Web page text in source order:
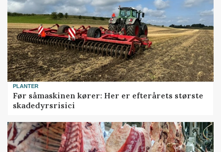
PLANTER
Før såmaskinen kører: Her er efterårets største
skadedyrsrisici